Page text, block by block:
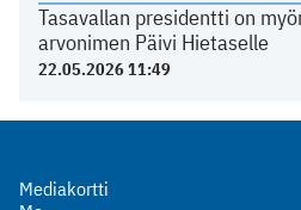
Tasavallan presidentti on
arvonimen Päivi Hietaselle
22.05.2026 11:49
Mediakortti